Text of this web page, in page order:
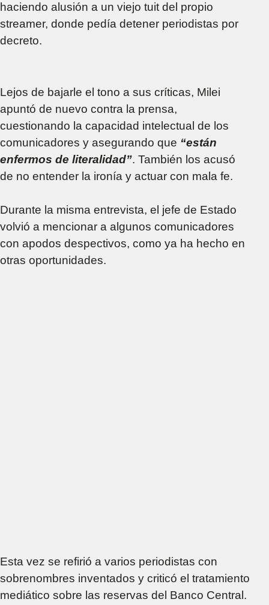
haciendo alusión a un viejo tuit del propio
streamer, donde pedía detener periodistas por
decreto.
Lejos de bajarle el tono a sus críticas, Milei
apuntó de nuevo contra la prensa,
cuestionando la capacidad intelectual de los
comunicadores y asegurando que “están
enfermos de literalidad”. También los acusó
de no entender la ironía y actuar con mala fe.
Durante la misma entrevista, el jefe de Estado
volvió a mencionar a algunos comunicadores
con apodos despectivos, como ya ha hecho en
otras oportunidades.
Esta vez se refirió a varios periodistas con
sobrenombres inventados y criticó el tratamiento
mediático sobre las reservas del Banco Central.